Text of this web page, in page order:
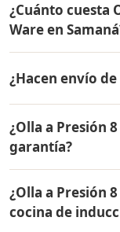
¿Cuánto cuesta
Ware en
mismo en todo
para conocer el
y facilidades de
¿Hacen envío de
Ware a Samaná,
contra entrega.
¿Olla a Presión
garantía?
por vida contra
productos Rena
¿Olla a Presión
cocina de